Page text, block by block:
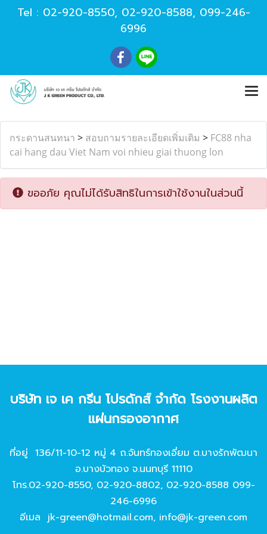
Tel : 02-920-8550, 02-920-8588, 099-246-
6996
กระดานสนทนา > สอบถามรายละเอียดเพิ่มเติม > FC88 nha
cai hang dau Viet Nam voi nhieu giai thuong lon
ขออภัย คุณไม่ได้รับสิทธิในการเข้าใช้งานในส่วนนี้
บริษัท เจ เค กรีน โปรดักส์ จํากัด โรงงานผลิต
แผ่นกรองอากาศ
ที่อยู่ 136/11-10-12 หมู่ 4 ถ.จันทร์ทองเอี่ยม ต.บางรักพัฒนา
อ.บางบัวทอง จ.นนทบุรี 11110
โทร.02-920-8550, 02-920-8802, 02-920-8588 099-
246-6996
อีเมล jk-green@hotmail.com, info@jk-green.com